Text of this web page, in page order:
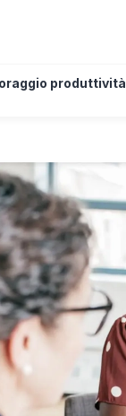
produttività